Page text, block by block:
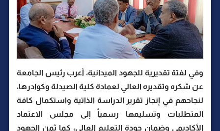
وفي لفتة تقديرية للجهود الميدانية، أعرب رئيس الجامعة
عن شكره وتقديره العالي لعمادة كلية الصيدلة وكوادرها،
لنجاحهم في إنجاز تقرير الدراسة الذاتية واستكمال كافة
المتطلبات وتسليمها رسمياً إلى مجلس الاعتماد
الأكاديمي وضمان جودة التعليم العالي، كما ثمن الجهود